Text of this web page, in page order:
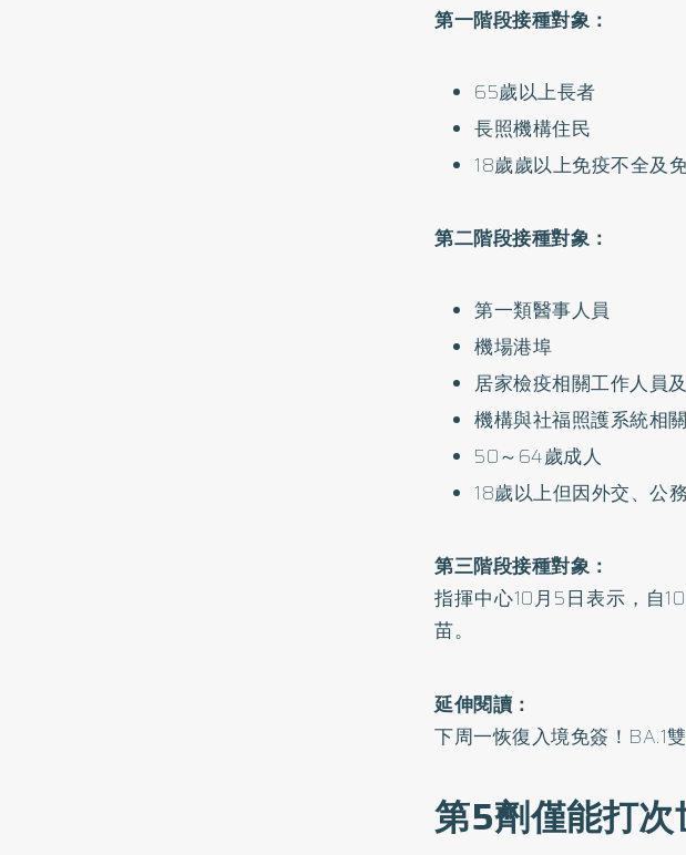
第一階段接種對象：
65歲以上長者
長照機構住民
18歲歲以上免疫不全及
第二階段接種對象：
第一類醫事人員
機場港埠
居家檢疫相關工作人員
機構與社福照護系統相
50～64歲成人
18歲以上但因外交、公
第三階段接種對象：
指揮中心10月5日表示，自
苗。
延伸閱讀：
下周一恢復入境免簽！BA.1
第5劑僅能打